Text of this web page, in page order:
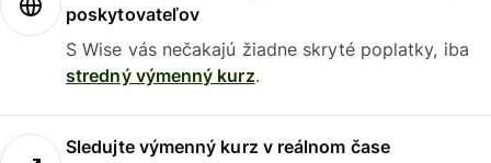
poskytovateľov
S Wise vás nečakajú žiadne skryté poplatky, iba
stredný výmenný kurz.
Sledujte výmenný kurz v reálnom čase